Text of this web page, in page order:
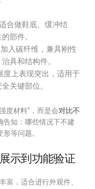
合做鞋底、缓冲结
部件。
加入碳纤维，兼具刚性
具和结构件。
度上表现突出，适用于
关键部位。
度材料”，而是会对比不
告知：哪些情况下不建
等问题。
示到功能验证
富，适合进行外观件、